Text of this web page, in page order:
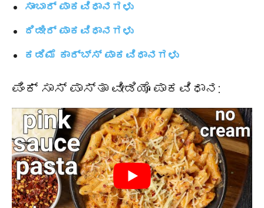
ಸಾಂಬಾರ್ ಪಾಕವಿಧಾನಗಳು
ದಿಡೀರ್ ಪಾಕವಿಧಾನಗಳು
ಕಡಿಮೆ ಕಾರ್ಬ್ಸ್ ಪಾಕವಿಧಾನಗಳು
ಪಿಂಕ್ ಸಾಸ್ ಪಾಸ್ತಾ ವೀಡಿಯೊ ಪಾಕವಿಧಾನ: